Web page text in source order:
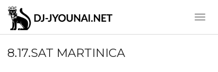
Toggle
8.17.SAT MARTINICA